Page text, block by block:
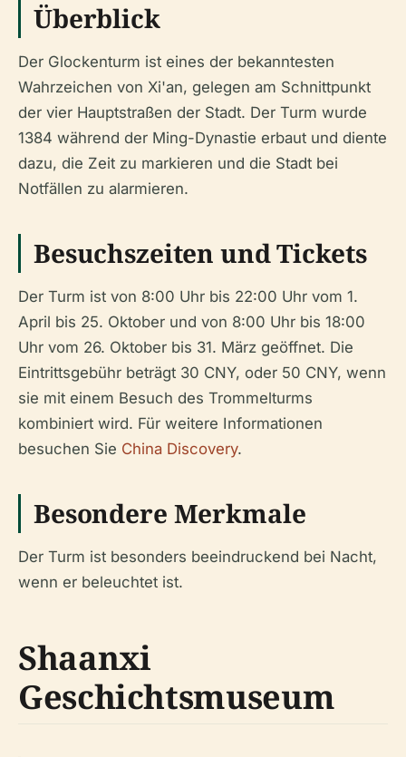
Überblick
Der Glockenturm ist eines der bekanntesten
Wahrzeichen von Xi'an, gelegen am Schnittpunkt
der vier Hauptstraßen der Stadt. Der Turm wurde
1384 während der Ming-Dynastie erbaut und diente
dazu, die Zeit zu markieren und die Stadt bei
Notfällen zu alarmieren.
Besuchszeiten und Tickets
Der Turm ist von 8:00 Uhr bis 22:00 Uhr vom 1.
April bis 25. Oktober und von 8:00 Uhr bis 18:00
Uhr vom 26. Oktober bis 31. März geöffnet. Die
Eintrittsgebühr beträgt 30 CNY, oder 50 CNY, wenn
sie mit einem Besuch des Trommelturms
kombiniert wird. Für weitere Informationen
besuchen Sie China Discovery.
Besondere Merkmale
Der Turm ist besonders beeindruckend bei Nacht,
wenn er beleuchtet ist.
Shaanxi
Geschichtsmuseum